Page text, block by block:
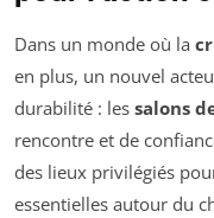
Dans un monde où la
en plus, un nouvel
durabilité : les salons
rencontre et de
des lieux privilégiés
essentielles autour du